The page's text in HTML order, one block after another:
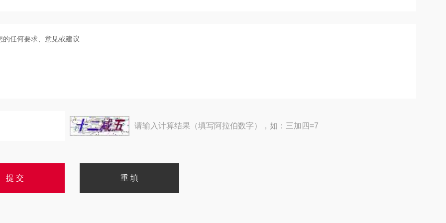
请输入计算结果（填写阿拉伯数字），如：三加四=7